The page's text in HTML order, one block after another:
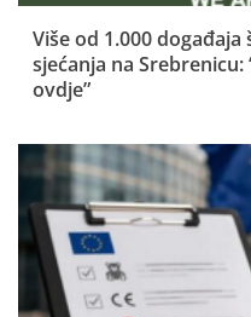
Više od 1.000
sjećanja na
ovdje”